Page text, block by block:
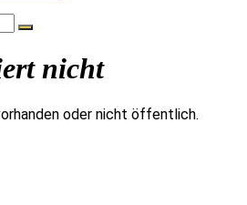
nicht
oder nicht öffentlich.